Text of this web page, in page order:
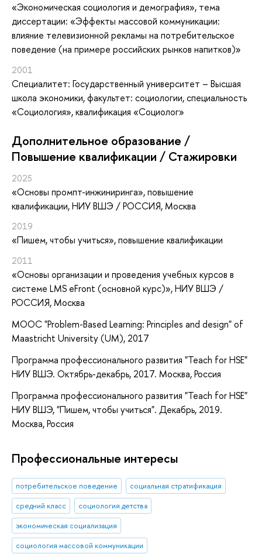
«Экономическая социология и демография», тема
диссертации: «Эффекты массовой коммуникации:
влияние телевизионной рекламы на потребительское
поведение (на примере российских рынков напитков)»
2001
Специалитет: Государственный университет – Высшая
школа экономики, факультет: социологии, специальность
«Социология», квалификация «Социолог»
Дополнительное образование /
Повышение квалификации / Стажировки
2025
«Основы промпт-инжиниринга», повышение
квалификации, НИУ ВШЭ / РОССИЯ, Москва
2019
«Пишем, чтобы учиться», повышение квалификации
2011
«Основы организации и проведения учебных курсов в
системе LMS eFront (основной курс)», НИУ ВШЭ /
РОССИЯ, Москва
MOOC "Problem-Based Learning: Principles and design" of
Maastricht University (UM), 2017
Программа профессионального развития "Teach for HSE"
НИУ ВШЭ. Октябрь-декабрь, 2017. Москва, Россия
Программа профессионального развития "Teach for HSE"
НИУ ВШЭ, "Пишем, чтобы учиться". Декабрь, 2019.
Москва, Россия
Профессиональные интересы
потребительское поведение
социальная стратификация
средний класс
социология детства
экономическая социализация
социология массовой коммуникации